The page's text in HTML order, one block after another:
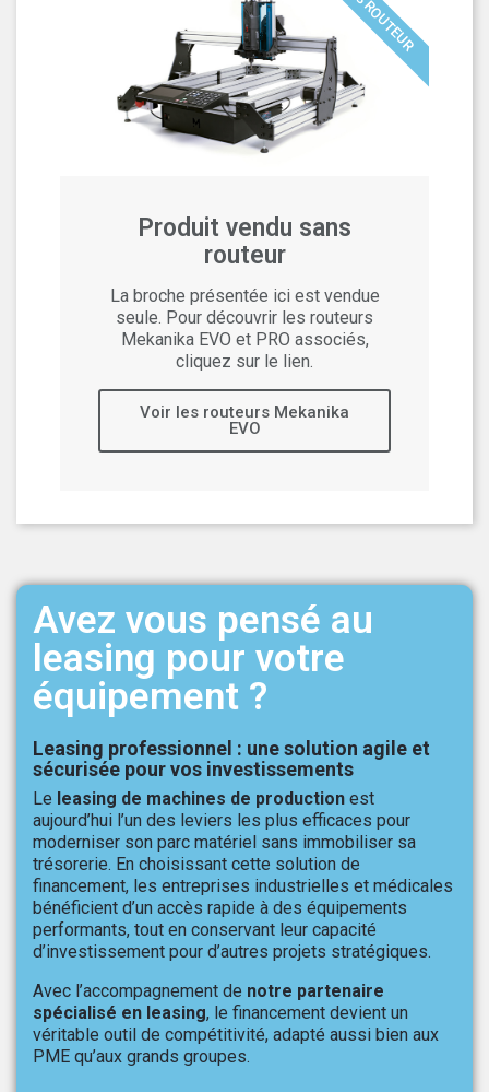
Produit vendu sans
routeur
La broche présentée ici est vendue
seule. Pour découvrir les routeurs
Mekanika EVO et PRO associés,
cliquez sur le lien.
Voir les routeurs Mekanika
EVO
Avez vous pensé au
leasing pour votre
équipement ?
Leasing professionnel : une solution agile et
sécurisée pour vos investissements
Le leasing de machines de production est
aujourd’hui l’un des leviers les plus efficaces pour
moderniser son parc matériel sans immobiliser sa
trésorerie. En choisissant cette solution de
financement, les entreprises industrielles et médicales
bénéficient d’un accès rapide à des équipements
performants, tout en conservant leur capacité
d’investissement pour d’autres projets stratégiques.
Avec l’accompagnement de notre partenaire
spécialisé en leasing, le financement devient un
véritable outil de compétitivité, adapté aussi bien aux
PME qu’aux grands groupes.